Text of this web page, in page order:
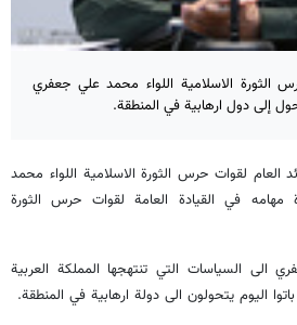
الثورة الاسلامية اللواء محمد علي جعفري
إلى دول ارهابية في المنطقة.
العام لقوات حرس الثورة الاسلامية اللواء محمد
في القيادة العامة لقوات حرس الثورة
الى السياسات التي تنتهجها المملكة العربية
اليوم يتحولون الى دولة ارهابية في المنطقة.